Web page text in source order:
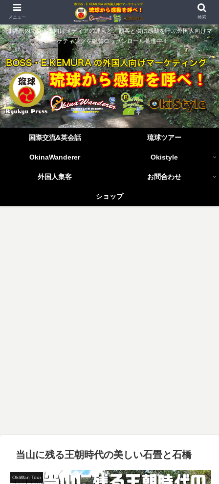
沖縄県内で外国人向けメディアの運営と、顧客と供に感動を呼ぶ外国人向けマ
ーケティングを絶賛ロックンロール驀進中！
国際交流&英会話 琉球ツアー
OkinaWanderer Okistyle
外国人集客 お問合わせ
ショップ
当山に残る王朝時代の美しい石畳と石橋
OkiWan Tour
メニュー 検索